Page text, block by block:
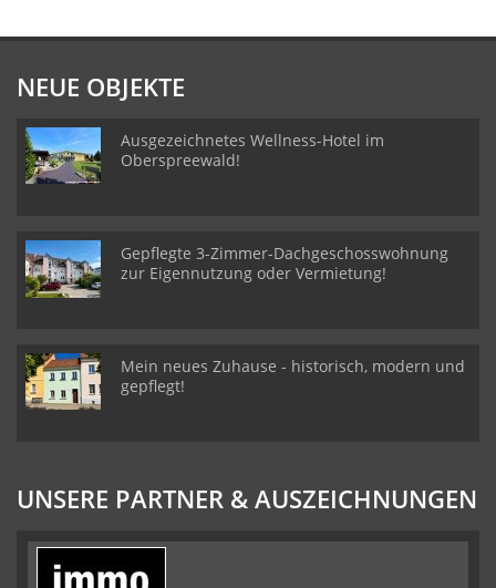
NEUE OBJEKTE
Ausgezeichnetes Wellness-Hotel im
Oberspreewald!
Gepflegte 3-Zimmer-Dachgeschosswohnung
zur Eigennutzung oder Vermietung!
Mein neues Zuhause - historisch, modern und
gepflegt!
UNSERE PARTNER & AUSZEICHNUNGEN